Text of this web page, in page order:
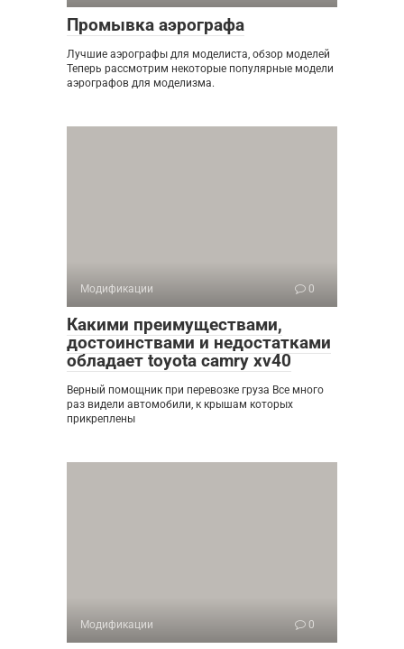
Промывка аэрографа
Лучшие аэрографы для моделиста, обзор моделей
Теперь рассмотрим некоторые популярные модели
аэрографов для моделизма.
Модификации 0
Какими преимуществами,
достоинствами и недостатками
обладает toyota camry xv40
Верный помощник при перевозке груза Все много
раз видели автомобили, к крышам которых
прикреплены
Модификации 0